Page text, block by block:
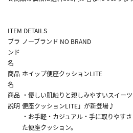
ITEM DETAILS
ブラ
ンド
名
ノーブランド NO BRAND
商品
名
ホイップ便座クッションLITE
商品
説明
・優しい肌触りと親しみやすいスイー
便座クッションLITE」が新登場♪
・お手軽・カジュアル・手に取りやす
た便座クッション。